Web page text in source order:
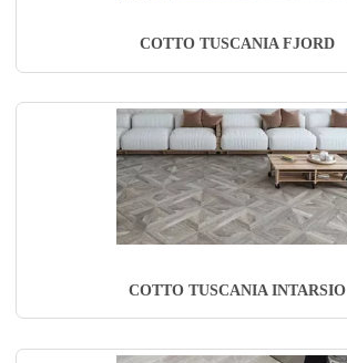
COTTO TUSCANIA FJORD
COTTO TUSCANIA INTARSIO